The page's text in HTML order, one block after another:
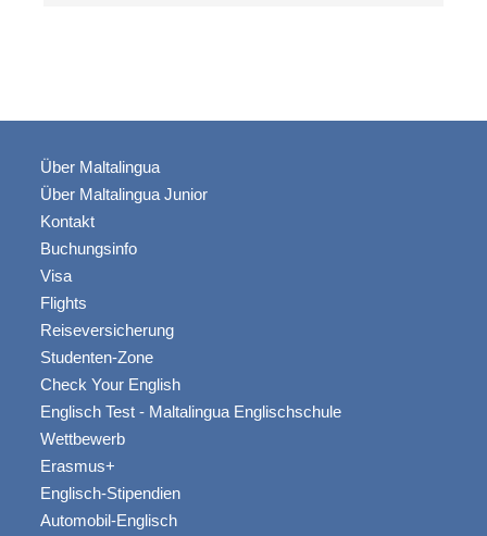
Über Maltalingua
Über Maltalingua Junior
Kontakt
Buchungsinfo
Visa
Flights
Reiseversicherung
Studenten-Zone
Check Your English
Englisch Test - Maltalingua Englischschule
Wettbewerb
Erasmus+
Englisch-Stipendien
Automobil-Englisch